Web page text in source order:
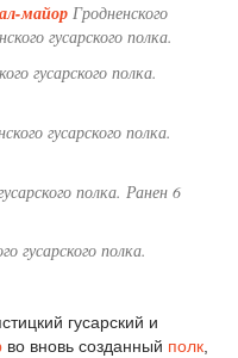
майор Гродненского
гусарского полка.
гусарского полка.
гусарского полка.
полка. Ранен 6
гусарского полка.
гусарский и
во вновь созданный полк,